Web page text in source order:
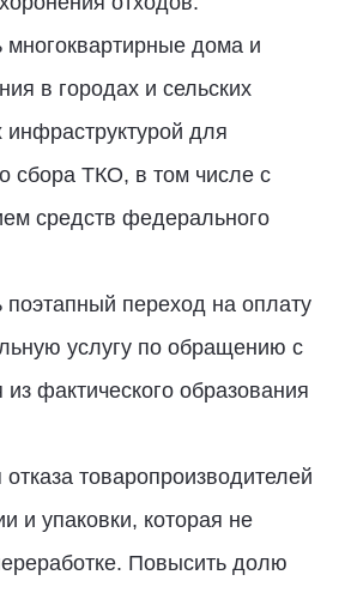
многоквартирные дома и
в городах и сельских
инфраструктурой для
сбора ТКО, в том числе с
средств федерального
поэтапный переход на оплату
услугу по обращению с
фактического образования
товаропроизводителей
и упаковки, которая не
Повысить долю